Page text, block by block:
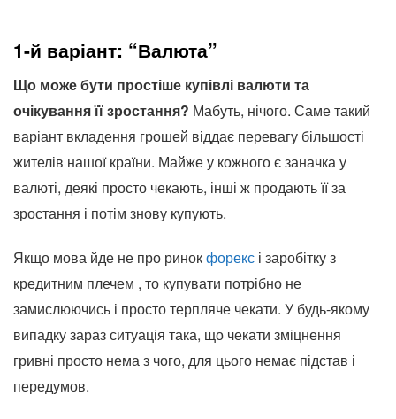
1-й варіант: “Валюта”
Що може бути простіше купівлі валюти та
очікування її зростання? Мабуть, нічого. Саме такий
варіант вкладення грошей віддає перевагу більшості
жителів нашої країни. Майже у кожного є заначка у
валюті, деякі просто чекають, інші ж продають її за
зростання і потім знову купують.
Якщо мова йде не про ринокфорекс і заробітку з
кредитним плечем , то купувати потрібно не
замислюючись і просто терпляче чекати. У будь-якому
випадку зараз ситуація така, що чекати зміцнення
гривні просто нема з чого, для цього немає підстав і
передумов.